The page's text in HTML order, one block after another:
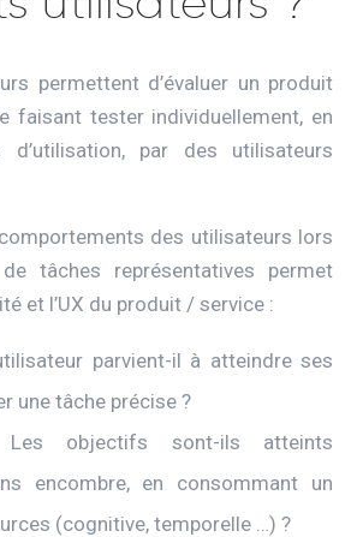
permettent d’évaluer un produit
faisant tester individuellement, en
d’utilisation, par des utilisateurs
des utilisateurs lors
tâches représentatives permet
et l’UX du produit / service :
parvient-il à atteindre ses
une tâche précise ?
objectifs sont-ils atteints
encombre, en consommant un
(cognitive, temporelle …) ?